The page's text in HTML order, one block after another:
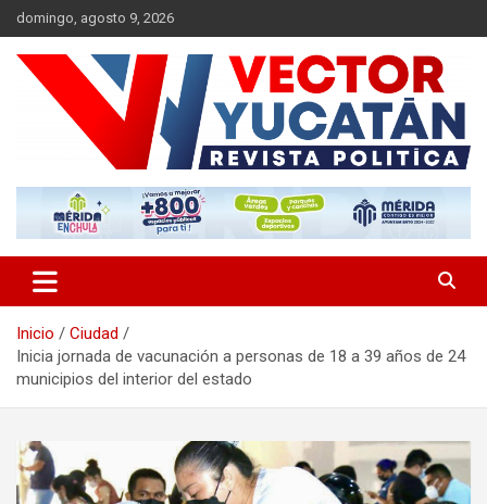
Saltar
al
contenido
domingo, agosto 9, 2026
Vector Yucatán
Inicio
Ciudad
Inicia jornada de vacunación a personas de 18 a 39 años de 24
municipios del interior del estado